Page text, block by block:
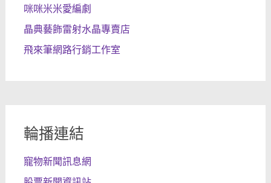
咪咪米米愛編劇
晶典藝飾雷射水晶專賣店
飛來筆網路行銷工作室
輪播連結
寵物新聞訊息網